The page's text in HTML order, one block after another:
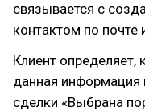
связывается с
контактом по почте
Клиент
данная информация
сделки «Выбрана